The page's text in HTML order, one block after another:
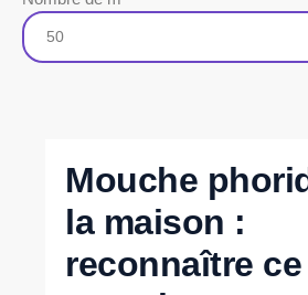
Mouche
la maison :
reconnaître ce